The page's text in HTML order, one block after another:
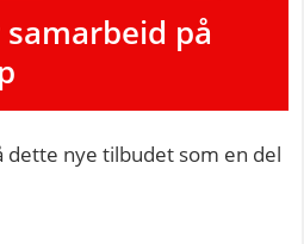
på
nye tilbudet som en del